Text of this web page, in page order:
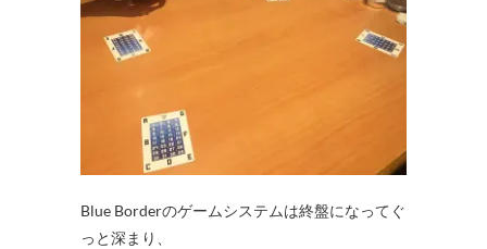
Blue Borderのゲームシステムは終盤になってぐ
っと深まり、